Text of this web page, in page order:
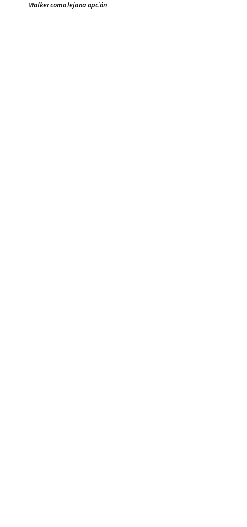
Walker como lejana opción